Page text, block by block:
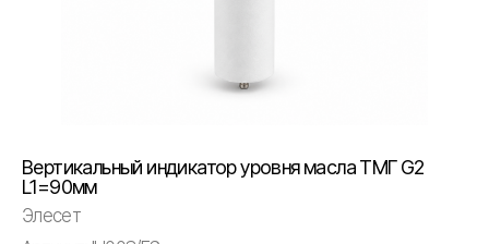
Вертикальный индикатор уровня масла ТМГ G2
L1=90мм
Элесет